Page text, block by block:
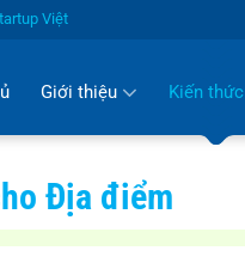
Việt
Giới thiệu Kiến thức
Địa điểm